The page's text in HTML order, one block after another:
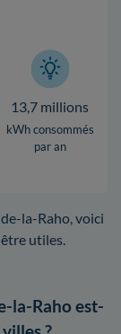
13,7 millions
kWh consommés
par an
la-Raho, voici
utiles.
la-Raho est-